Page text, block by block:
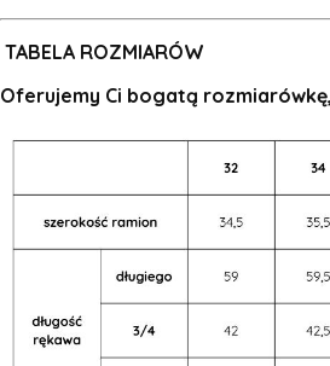
TABELA ROZMIARÓW
Oferujemy Ci bogatą rozmiarówkę